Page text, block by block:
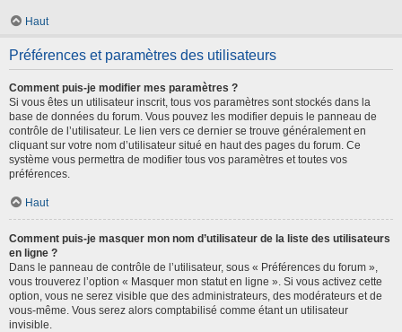
Haut
Préférences et paramètres des utilisateurs
Comment puis-je modifier mes paramètres ?
Si vous êtes un utilisateur inscrit, tous vos paramètres sont stockés dans la
base de données du forum. Vous pouvez les modifier depuis le panneau de
contrôle de l’utilisateur. Le lien vers ce dernier se trouve généralement en
cliquant sur votre nom d’utilisateur situé en haut des pages du forum. Ce
système vous permettra de modifier tous vos paramètres et toutes vos
préférences.
Haut
Comment puis-je masquer mon nom d’utilisateur de la liste des utilisateurs
en ligne ?
Dans le panneau de contrôle de l’utilisateur, sous « Préférences du forum »,
vous trouverez l’option « Masquer mon statut en ligne ». Si vous activez cette
option, vous ne serez visible que des administrateurs, des modérateurs et de
vous-même. Vous serez alors comptabilisé comme étant un utilisateur
invisible.